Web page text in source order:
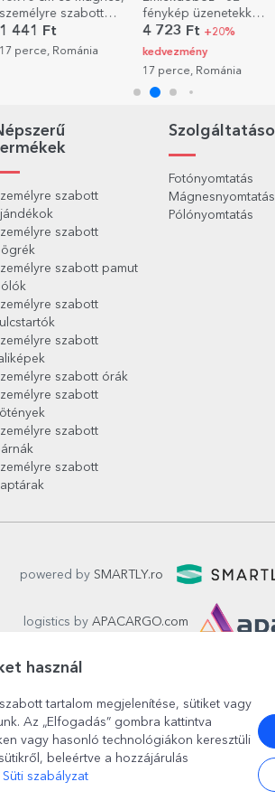
fénykép üzenetekkel -
szív alakú kialakítás
4 723 Ft
kedvezmény
kártya fotóval és
szöveggel – Boldog
születésnapot!
880 Ft 528 Ft
17 perce, Románia
szabott
szabott
szabott pamut
szabott
szabott
szabott órák
szabott
szabott
szabott
Fotónyomtatás
Mágnesnyomtatás
Pólónyomtatás
powered by SMARTLY.ro
logistics byAPACARGO.com
, stradaCopilului nr. 6-12, parter Sector 1
használ
tartalom megjelenítése, sütiket vagy
Az „Elfogadás” gombra kattintva
vagy hasonló technológiákon keresztüli
beleértve a hozzájárulás
Süti szabályzat